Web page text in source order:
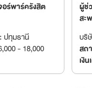
ร์พาร์ครังสิต
ปทุมธานี
- 18,000
ผู้ช่
สะ
บริ
สถ
เงิ